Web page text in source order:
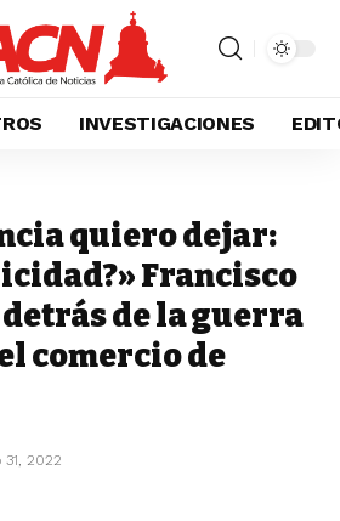
INVESTIGACIONES
quiero dejar:
Francisco
de la guerra
comercio de
31, 2022